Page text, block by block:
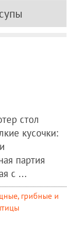
стол
кусочки:
партия
с ...
грибные и